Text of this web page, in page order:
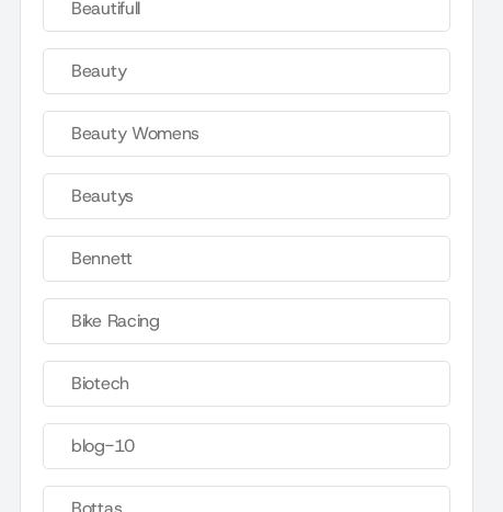
Beautifull
Beauty
Beauty Womens
Beautys
Bennett
Bike Racing
Biotech
blog-10